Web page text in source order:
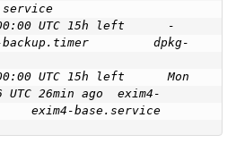
UTC 15h left      -
dpkg-
UTC 15h left      Mon
UTC 26min ago  exim4-